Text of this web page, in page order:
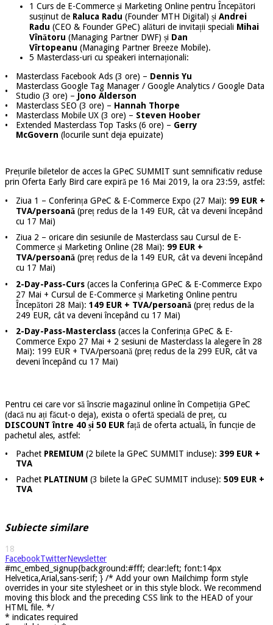
1 Curs de E-Commerce și Marketing Online pentru Începători
susținut de Raluca Radu (Founder MTH Digital) și Andrei
Radu (CEO & Founder GPeC) alături de invitații speciali Mihai
Vînătoru (Managing Partner DWF) și Dan
Vîrtopeanu (Managing Partner Breeze Mobile).
5 Masterclass-uri cu speakeri internaționali:
•
Masterclass Facebook Ads (3 ore) – Dennis Yu
•
Masterclass Google Tag Manager / Google Analytics / Google Data
Studio (3 ore) – Jono Alderson
•
Masterclass SEO (3 ore) – Hannah Thorpe
•
Masterclass Mobile UX (3 ore) – Steven Hoober
•
Extended Masterclass Top Tasks (6 ore) – Gerry
McGovern (locurile sunt deja epuizate)
Prețurile biletelor de acces la GPeC SUMMIT sunt semnificativ reduse
prin Oferta Early Bird care expiră pe 16 Mai 2019, la ora 23:59, astfel:
•
Ziua 1 – Conferința GPeC & E-Commerce Expo (27 Mai): 99 EUR +
TVA/persoană (preț redus de la 149 EUR, cât va deveni începând
cu 17 Mai)
•
Ziua 2 – oricare din sesiunile de Masterclass sau Cursul de E-
Commerce și Marketing Online (28 Mai): 99 EUR +
TVA/persoană (preț redus de la 149 EUR, cât va deveni începând
cu 17 Mai)
•
2-Day-Pass-Curs (acces la Conferința GPeC & E-Commerce Expo
27 Mai + Cursul de E-Commerce și Marketing Online pentru
Începători 28 Mai): 149 EUR + TVA/persoană (preț redus de la
249 EUR, cât va deveni începând cu 17 Mai)
•
2-Day-Pass-Masterclass (acces la Conferința GPeC & E-
Commerce Expo 27 Mai + 2 sesiuni de Masterclass la alegere în 28
Mai): 199 EUR + TVA/persoană (preț redus de la 299 EUR, cât va
deveni începând cu 17 Mai)
Pentru cei care vor să înscrie magazinul online în Competiția GPeC
(dacă nu ați făcut-o deja), exista o ofertă specială de preț, cu
DISCOUNT între 40 și 50 EUR față de oferta actuală, în funcție de
pachetul ales, astfel:
•
Pachet PREMIUM (2 bilete la GPeC SUMMIT incluse): 399 EUR +
TVA
•
Pachet PLATINUM (3 bilete la GPeC SUMMIT incluse): 509 EUR +
TVA
Subiecte similare
18
FacebookTwitterNewsletter
#mc_embed_signup{background:#fff; clear:left; font:14px
Helvetica,Arial,sans-serif; } /* Add your own Mailchimp form style
overrides in your site stylesheet or in this style block. We recommend
moving this block and the preceding CSS link to the HEAD of your
HTML file. */
* indicates required